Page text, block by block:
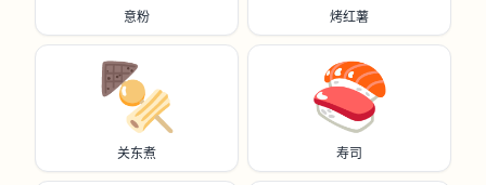
意粉 烤红薯
🍢
关东煮
🍣
寿司